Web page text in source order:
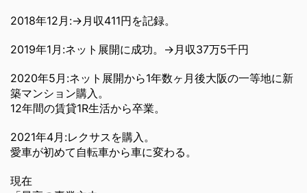
2018年12月:→月収411円を記録。
2019年1月:ネット展開に成功。→月収37万5千円
2020年5月:ネット展開から1年数ヶ月後大阪の一等地に新
築マンション購入。
12年間の賃貸1R生活から卒業。
2021年4月:レクサスを購入。
愛車が初めて自転車から車に変わる。
現在